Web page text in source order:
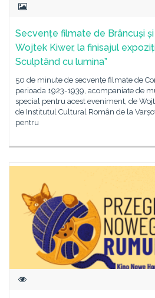
Secvențe filmate de Brâncuși
Wojtek Kiwer, la finisajul
Sculptând cu lumina”
50 de minute de secvențe filmate de
perioada 1923-1939, acompaniate de
special pentru acest eveniment, de
de Institutul Cultural Român de la
pentru